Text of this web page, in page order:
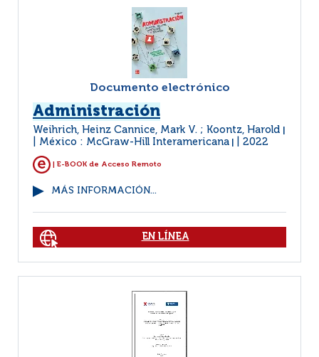
Documento electrónico
Administración
Weihrich, Heinz Cannice, Mark V. ; Koontz, Harold
México : McGraw-Hill Interamericana 2022
| E-BOOK de Acceso Remoto
MÁS INFORMACIÓN...
EN LÍNEA